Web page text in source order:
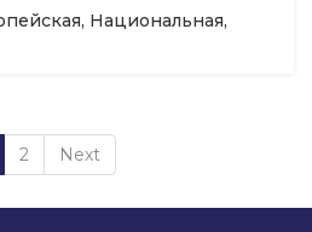
Национальная,
2 Next